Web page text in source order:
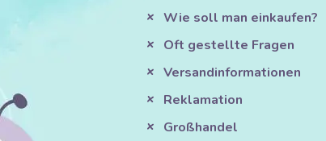
Wie soll man einkaufen?
Oft gestellte Fragen
Versandinformationen
Reklamation
Großhandel